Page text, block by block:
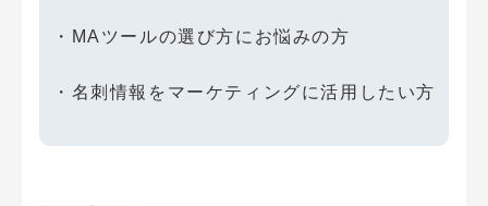
・MAツールの選び方にお悩みの方
・名刺情報をマーケティングに活用したい方